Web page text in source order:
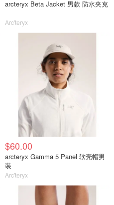
arcteryx Beta Jacket 男款 防水夹克
Arc'teryx
$60.00
arcteryx Gamma 5 Panel 软壳帽男
装
Arc'teryx